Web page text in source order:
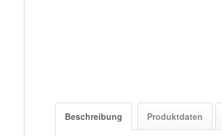
Beschreibung Produktdaten